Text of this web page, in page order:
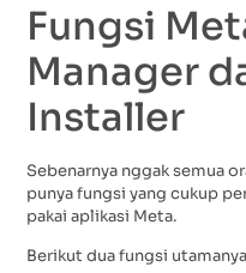
Fungsi
Manager
Installer
Sebenarnya nggak semua
punya fungsi yang cukup
pakai aplikasi Meta.
Berikut dua fungsi